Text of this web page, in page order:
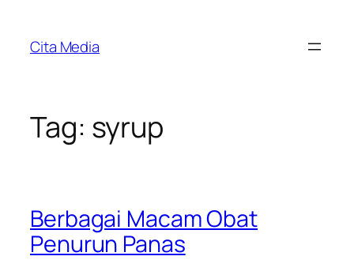
content
Cita Media
Tag: syrup
Berbagai Macam Obat
Penurun Panas